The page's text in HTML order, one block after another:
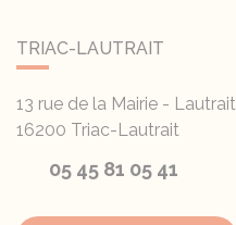
TRIAC-LAUTRAIT
13 rue de la Mairie - Lautrait
16200 Triac-Lautrait
05 45 81 05 41